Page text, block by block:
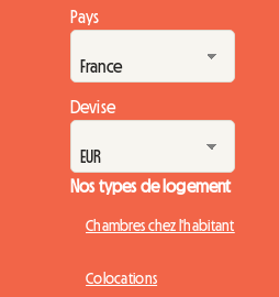
Pays
Devise
Nos types de logement
Chambres chez l'habitant
Colocations